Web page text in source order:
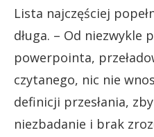
Lista najczęściej
długa. – Od niezwykle
powerpointa,
czytanego, nic nie
definicji przesłania,
niezbadanie i brak